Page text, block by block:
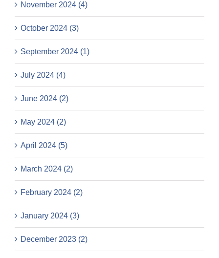
November 2024 (4)
October 2024 (3)
September 2024 (1)
July 2024 (4)
June 2024 (2)
May 2024 (2)
April 2024 (5)
March 2024 (2)
February 2024 (2)
January 2024 (3)
December 2023 (2)